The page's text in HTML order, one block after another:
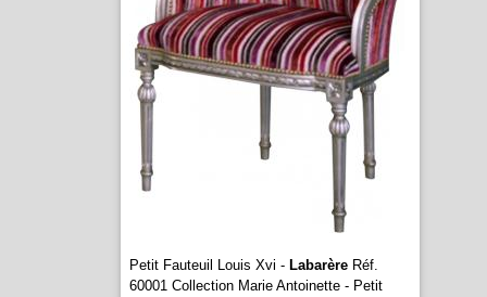
Petit Fauteuil Louis Xvi - LabarèreRéf.
60001 Collection Marie Antoinette - Petit